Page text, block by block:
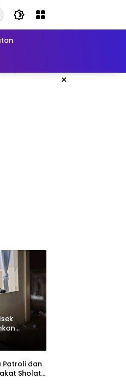
×
Hari di
Patroli dan
Sholat